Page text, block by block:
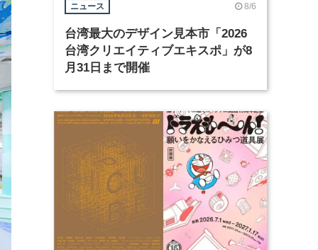
ニュース 8/6
台湾最大のデザイン見本市「2026
台湾クリエイティブエキスポ」が8
月31日まで開催